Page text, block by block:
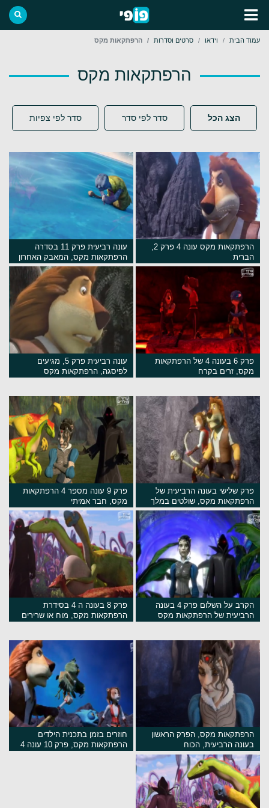
עמוד הבית וידאו סרטים וסדרות הרפתקאות מקס
הרפתקאות מקס
הצג הכל סדר לפי סדר סדר לפי צפיות
הברית
עונה רביעית פרק 11 בסדרה
הרפתקאות מקס, המאבק האחרון
פרק 6 בעונה 4 של הרפתקאות
מקס, זרים בקרח
עונה רביעית פרק 5, מגיעים
לפיסגה, הרפתקאות מקס
פרק שלישי בעונה הרביעית של
הרפתקאות מקס, שולטים במלך
פרק 9 עונה מספר 4 הרפתקאות
מקס, חבר אמיתי
הקרב על השלום פרק 4 בעונה
הרביעית של הרפתקאות מקס
פרק 8 בעונה ה 4 בסידרת
הרפתקאות מקס, מוח או שרירים
הרפתקאות מקס, הפרק הראשון
בעונה הרביעית, הכוח
חוזרים בזמן בתכנית הילדים
הרפתקאות מקס, פרק 10 עונה 4